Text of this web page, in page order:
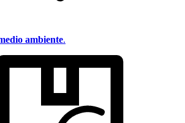
ambiente.